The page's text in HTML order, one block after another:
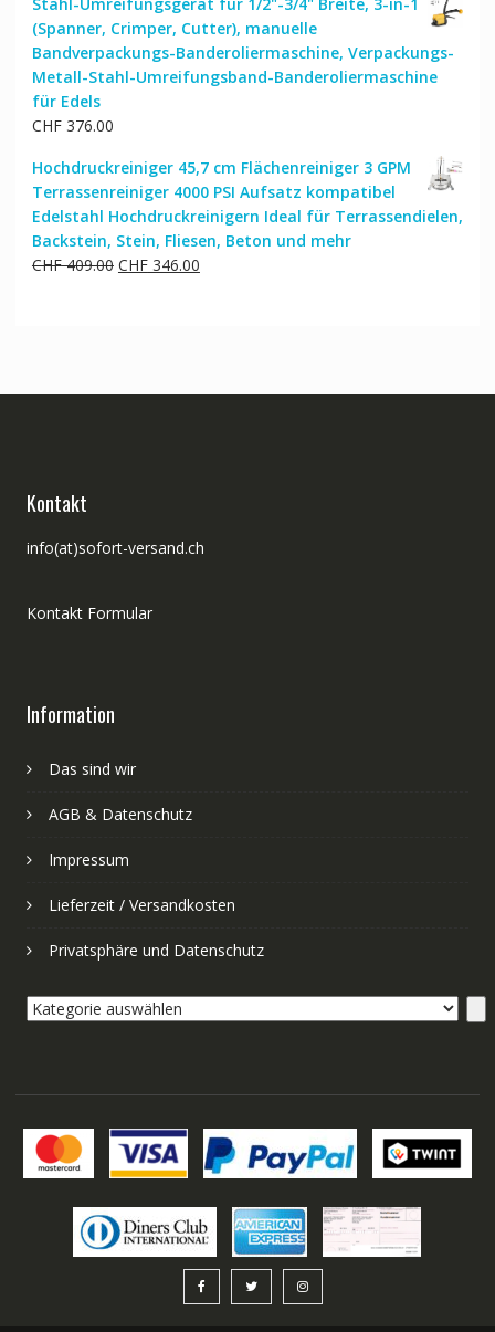
(Spanner, Crimper, Cutter), manuelle
Bandverpackungs-Banderoliermaschine, Verpackungs-
Metall-Stahl-Umreifungsband-Banderoliermaschine
für Edels
CHF376.00
Hochdruckreiniger 45,7 cm Flächenreiniger 3 GPM
Terrassenreiniger 4000 PSI Aufsatz kompatibel
Edelstahl Hochdruckreinigern Ideal für Terrassendielen,
Backstein, Stein, Fliesen, Beton und mehr
CHF409.00 Ursprünglicher
CHF346.00Aktueller
Kontakt
info(at)sofort-versand.ch
Kontakt Formular
Information
Das sind wir
AGB & Datenschutz
Impressum
Lieferzeit / Versandkosten
Privatsphäre und Datenschutz
Kategorie